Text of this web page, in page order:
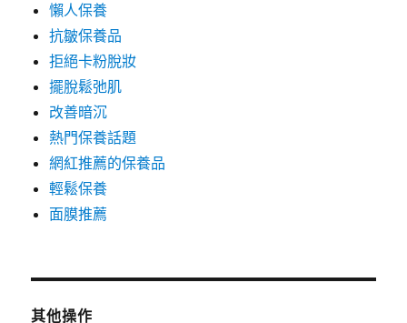
懶人保養
抗皺保養品
拒絕卡粉脫妝
擺脫鬆弛肌
改善暗沉
熱門保養話題
網紅推薦的保養品
輕鬆保養
面膜推薦
其他操作